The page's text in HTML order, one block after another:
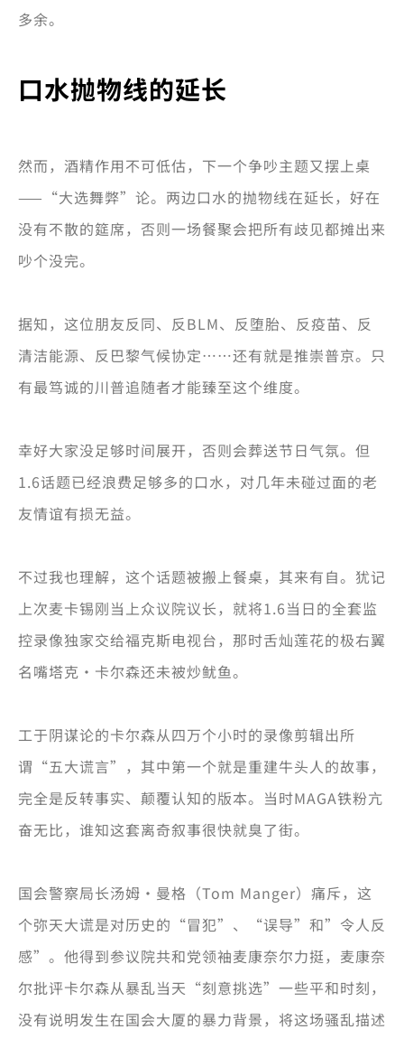
多余。
口水抛物线的延长
然而，酒精作用不可低估，下一个争吵主题又摆上桌
——“大选舞弊”论。两边口水的抛物线在延长，好在
没有不散的筵席，否则一场餐聚会把所有歧见都摊出来
吵个没完。
据知，这位朋友反同、反BLM、反堕胎、反疫苗、反
清洁能源、反巴黎气候协定……还有就是推崇普京。只
有最笃诚的川普追随者才能臻至这个维度。
幸好大家没足够时间展开，否则会葬送节日气氛。但
1.6话题已经浪费足够多的口水，对几年未碰过面的老
友情谊有损无益。
不过我也理解，这个话题被搬上餐桌，其来有自。犹记
上次麦卡锡刚当上众议院议长，就将1.6当日的全套监
控录像独家交给福克斯电视台，那时舌灿莲花的极右翼
名嘴塔克·卡尔森还未被炒鱿鱼。
工于阴谋论的卡尔森从四万个小时的录像剪辑出所
谓“五大谎言”，其中第一个就是重建牛头人的故事，
完全是反转事实、颠覆认知的版本。当时MAGA铁粉亢
奋无比，谁知这套离奇叙事很快就臭了街。
国会警察局长汤姆·曼格（Tom Manger）痛斥，这
个弥天大谎是对历史的“冒犯”、“误导”和”令人反
感”。他得到参议院共和党领袖麦康奈尔力挺，麦康奈
尔批评卡尔森从暴乱当天“刻意挑选”一些平和时刻，
没有说明发生在国会大厦的暴力背景，将这场骚乱描述